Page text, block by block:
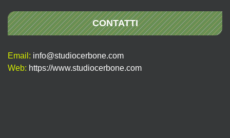
CONTATTI
Email: info@studiocerbone.com
Web: https://www.studiocerbone.com